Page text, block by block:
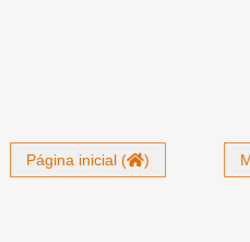
Página inicial ( )